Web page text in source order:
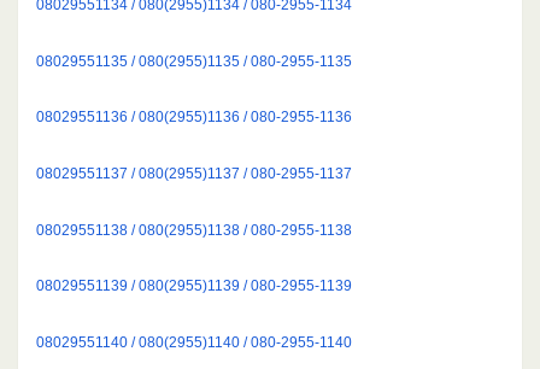
08029551134 / 080(2955)1134 / 080-2955-1134
08029551135 / 080(2955)1135 / 080-2955-1135
08029551136 / 080(2955)1136 / 080-2955-1136
08029551137 / 080(2955)1137 / 080-2955-1137
08029551138 / 080(2955)1138 / 080-2955-1138
08029551139 / 080(2955)1139 / 080-2955-1139
08029551140 / 080(2955)1140 / 080-2955-1140